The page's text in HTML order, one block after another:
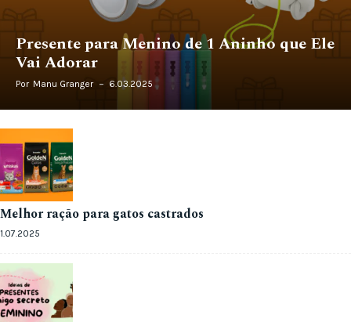
Presente para Menino de 1 Aninho que Ele
Vai Adorar
Por Manu Granger 6.03.2025
Melhor ração para gatos castrados
1.07.2025